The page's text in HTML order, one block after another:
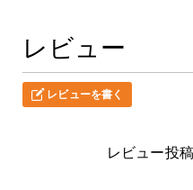
レビュー
レビューを書く
レビュー投